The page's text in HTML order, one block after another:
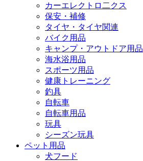
カーエレクトロ二クス
保安・補修
タイヤ・タイヤ関連
バイク用品
キャンプ・アウトドア用品
海水浴用品
スポーツ用品
健康トレーニング
釣具
自転車
自転車用品
玩具
シーズン玩具
ペット用品
犬フード